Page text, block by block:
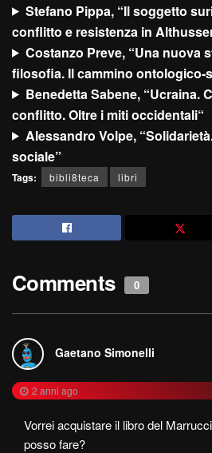
Stefano Pippa, “Il soggetto
conflitto e resistenza in
Costanzo Preve, “Una nuova
filosofia. Il cammino ontologico-
Benedetta Sabene, “Ucraina.
conflitto. Oltre i miti occidentali“
Alessandro Volpe,
sociale”
Tags: bibli8teca libri
Comments 0
Gaetano Simonelli
2 anni ago
Vorrei acquistare il libro del
posso fare?